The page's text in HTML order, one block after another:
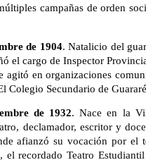
campañas de orden
de 1904. Natalicio del
el cargo de Inspector
agitó en organizaciones
Colegio Secundario de
de 1932. Nace en la
declamador, escritor y
afianzó su vocación por el
el recordado Teatro